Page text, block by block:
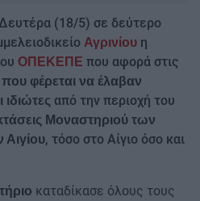
(18/5) σε δεύτερο
Αγρινίου η
ΟΠΕΚΕΠΕ που αφορά στις
φέρεται να έλαβαν
από την περιοχή του
Μοναστηριού των
, τόσο στο Αίγιο όσο και
καταδίκασε όλους τους